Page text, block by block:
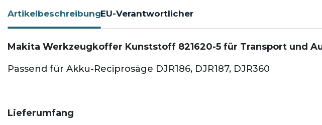
ArtikelbeschreibungEU-Verantwortlicher
Makita Werkzeugkoffer Kunststoff 821620-5 für Transport und
Passend für Akku-Reciprosäge DJR186, DJR187, DJR360
Lieferumfang